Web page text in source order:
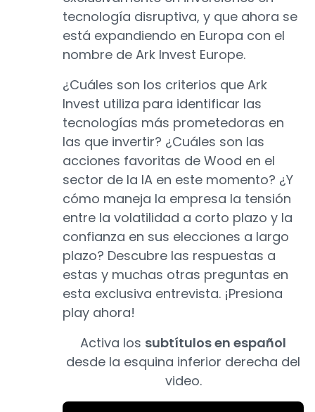
tecnología disruptiva, y que ahora se
está expandiendo en Europa con el
nombre de Ark Invest Europe.
¿Cuáles son los criterios que Ark
Invest utiliza para identificar las
tecnologías más prometedoras en
las que invertir? ¿Cuáles son las
acciones favoritas de Wood en el
sector de la IA en este momento? ¿Y
cómo maneja la empresa la tensión
entre la volatilidad a corto plazo y la
confianza en sus elecciones a largo
plazo? Descubre las respuestas a
estas y muchas otras preguntas en
esta exclusiva entrevista. ¡Presiona
play ahora!
Activa los subtítulos en español
desde la esquina inferior derecha del
video.